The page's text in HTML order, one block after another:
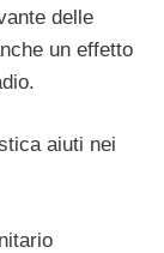
delle
un effetto
aiuti nei